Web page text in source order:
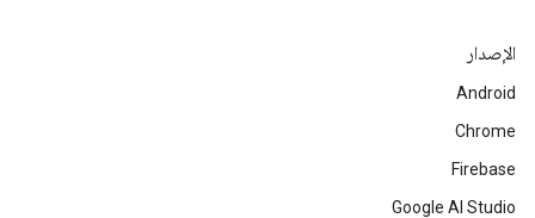
الإصدار
Android
Chrome
Firebase
Google AI Studio